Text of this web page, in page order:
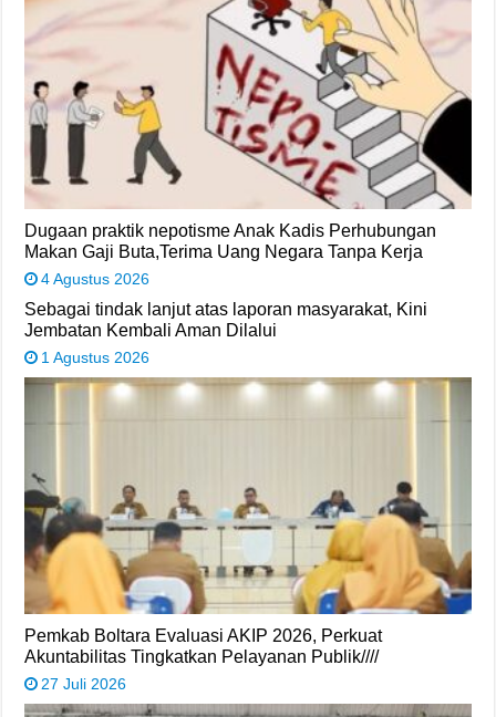
Dugaan praktik nepotisme Anak Kadis Perhubungan
Makan Gaji Buta,Terima Uang Negara Tanpa Kerja
4 Agustus 2026
Sebagai tindak lanjut atas laporan masyarakat, Kini
Jembatan Kembali Aman Dilalui
1 Agustus 2026
Pemkab Boltara Evaluasi AKIP 2026, Perkuat
Akuntabilitas Tingkatkan Pelayanan Publik////
27 Juli 2026